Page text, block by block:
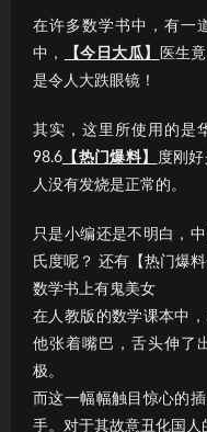
在许多数学书中，有一
中，
【今日大瓜】
医生
是令人大跌眼镜！
其实，这里所使用的是
98.6 【热门爆料】
度刚
人没有发烧是正常的。
只是小编还是不明白，
氏度呢？ 还有【热门爆
数学书上有鬼美女
在人教版的数学课本中
他张着嘴巴，舌头伸了
极。
而这一幅幅触目惊心的
手。对于其故意丑化国人